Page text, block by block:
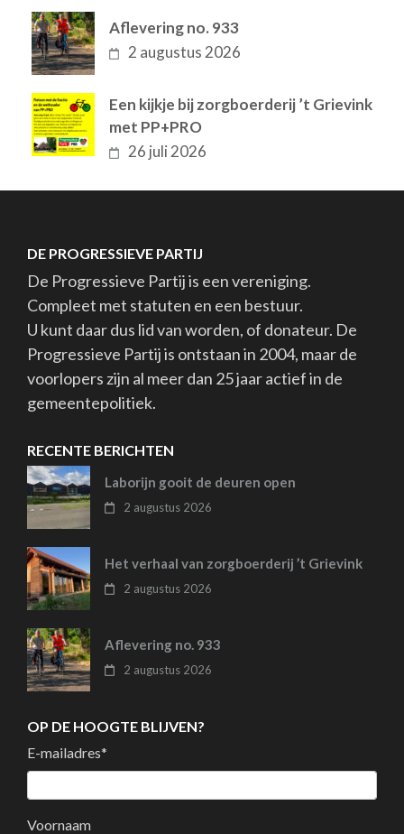
Aflevering no. 933
2 augustus 2026
Een kijkje bij zorgboerderij ’t Grievink
met PP+PRO
26 juli 2026
DE PROGRESSIEVE PARTIJ
De Progressieve Partij is een vereniging.
Compleet met statuten en een bestuur.
U kunt daar dus lid van worden, of donateur. De
Progressieve Partij is ontstaan in 2004, maar de
voorlopers zijn al meer dan 25 jaar actief in de
gemeentepolitiek.
RECENTE BERICHTEN
Laborijn gooit de deuren open
2 augustus 2026
Het verhaal van zorgboerderij ’t Grievink
2 augustus 2026
Aflevering no. 933
2 augustus 2026
OP DE HOOGTE BLIJVEN?
E-mailadres*
Voornaam